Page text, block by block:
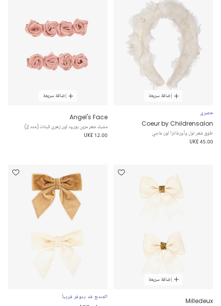
إضافة سريعة
حصري
Coeur by Childrensalon
طوق شعر تول وأورغانزا لون عاجي
UK£ 45.00
إضافة سريعة
Angel's Face
مشبك شعر مزين بورود لون زهري للبنات (عدد 2)
UK£ 12.00
إضافة سريعة
Milledeux المنتج قد يتوفر قريباً